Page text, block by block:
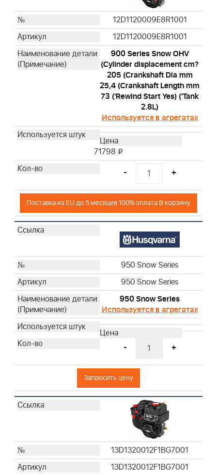
12D1120009E8R1001
12D1120009E8R1001
900 Series Snow OHV
(Cylinder displacement cm?
205 (Crankshaft Dia mm
25,4 (Crankshaft Length mm
73 ('Rewind Start Yes) ('Tank
2.8L)
Используется в агрегатах
71798 i
- +
Поставка из EU до 5 месяцев 100% оплата В корзину
950 Snow Series
950 Snow Series
950 Snow Series
Используется в агрегатах
- +
Запросить цену
13D1320012F1BG7001
13D1320012F1BG7001